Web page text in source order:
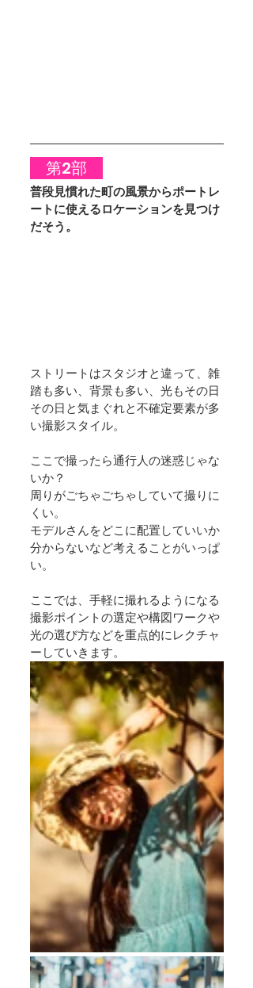
第2部
普段見慣れた町の風景からポートレ
ートに使えるロケーションを見つけ
だそう。
ストリートはスタジオと違って、雑
踏も多い、背景も多い、光もその日
その日と気まぐれと不確定要素が多
い撮影スタイル。
ここで撮ったら通行人の迷惑じゃな
いか？
周りがごちゃごちゃしていて撮りに
くい。
モデルさんをどこに配置していいか
分からないなど考えることがいっぱ
い。
ここでは、手軽に撮れるようになる
撮影ポイントの選定や構図ワークや
光の選び方などを重点的にレクチャ
ーしていきます。